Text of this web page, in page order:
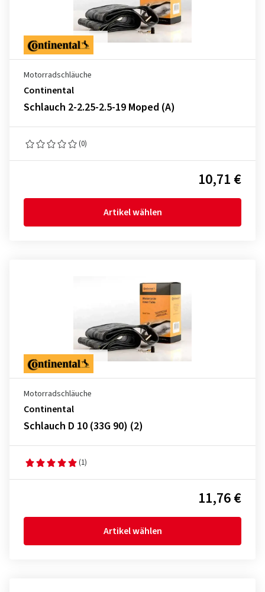
Motorradschläuche
Continental
Schlauch 2-2.25-2.5-19 Moped (A)
(0)
10,71 €
Artikel wählen
Motorradschläuche
Continental
Schlauch D 10 (33G 90) (2)
(1)
11,76 €
Artikel wählen